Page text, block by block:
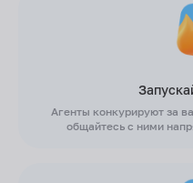
Агенты конкурируют за
общайтесь с ними